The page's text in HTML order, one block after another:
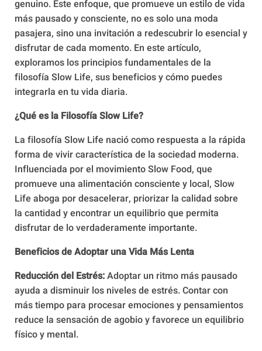
genuino. Este enfoque, que promueve un estilo de vida
más pausado y consciente, no es solo una moda
pasajera, sino una invitación a redescubrir lo esencial y
disfrutar de cada momento. En este artículo,
exploramos los principios fundamentales de la
filosofía Slow Life, sus beneficios y cómo puedes
integrarla en tu vida diaria.
¿Qué es la Filosofía Slow Life?
La filosofía Slow Life nació como respuesta a la rápida
forma de vivir característica de la sociedad moderna.
Influenciada por el movimiento Slow Food, que
promueve una alimentación consciente y local, Slow
Life aboga por desacelerar, priorizar la calidad sobre
la cantidad y encontrar un equilibrio que permita
disfrutar de lo verdaderamente importante.
Beneficios de Adoptar una Vida Más Lenta
Reducción del Estrés:Adoptar un ritmo más pausado
ayuda a disminuir los niveles de estrés. Contar con
más tiempo para procesar emociones y pensamientos
reduce la sensación de agobio y favorece un equilibrio
físico y mental.